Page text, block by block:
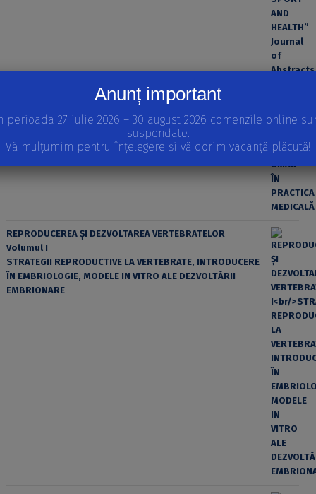
REPRODUCEREA ȘI DEZVOLTAREA VERTEBRATELOR
Volumul I
STRATEGII REPRODUCTIVE LA VERTEBRATE, INTRODUCERE
ÎN EMBRIOLOGIE, MODELE IN VITRO ALE DEZVOLTĂRII
EMBRIONARE
Anunț important
perioada 27 iulie 2026 – 30 august 2026 comenzile online
suspendate.
Vă mulțumim pentru înțelegere și vă dorim vacanță plăcută!